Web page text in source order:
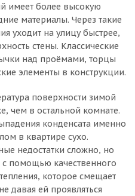
имеет более высокую
материалы. Через такие
уходит на улицу быстрее,
стены. Классические
над проёмами, торцы
элементы в конструкции.
поверхности зимой
чем в остальной комнате.
конденсата именно
в квартире сухо.
недостатки сложно, но
помощью качественного
которое смещает
давая ей проявляться